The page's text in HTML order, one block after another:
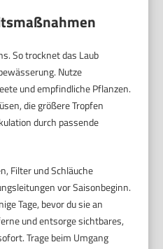
So trocknet das Laub
Nutze
und empfindliche Pflanzen.
die größere Tropfen
durch passende
Filter und Schläuche
vor Saisonbeginn.
Tage, bevor du sie an
und entsorge sichtbares,
Trage beim Umgang